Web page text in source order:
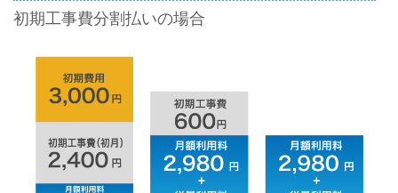
初期工事費分割払いの場合